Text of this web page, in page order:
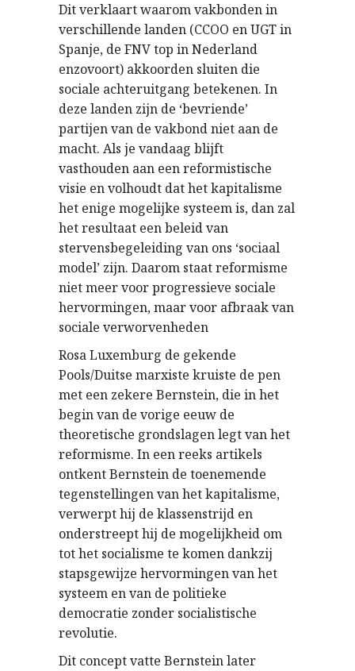
Dit verklaart waarom vakbonden in
verschillende landen (CCOO en UGT in
Spanje, de FNV top in Nederland
enzovoort) akkoorden sluiten die
sociale achteruitgang betekenen. In
deze landen zijn de ‘bevriende’
partijen van de vakbond niet aan de
macht. Als je vandaag blijft
vasthouden aan een reformistische
visie en volhoudt dat het kapitalisme
het enige mogelijke systeem is, dan zal
het resultaat een beleid van
stervensbegeleiding van ons ‘sociaal
model’ zijn. Daarom staat reformisme
niet meer voor progressieve sociale
hervormingen, maar voor afbraak van
sociale verworvenheden
Rosa Luxemburg de gekende
Pools/Duitse marxiste kruiste de pen
met een zekere Bernstein, die in het
begin van de vorige eeuw de
theoretische grondslagen legt van het
reformisme. In een reeks artikels
ontkent Bernstein de toenemende
tegenstellingen van het kapitalisme,
verwerpt hij de klassenstrijd en
onderstreept hij de mogelijkheid om
tot het socialisme te komen dankzij
stapsgewijze hervormingen van het
systeem en van de politieke
democratie zonder socialistische
revolutie.
Dit concept vatte Bernstein later